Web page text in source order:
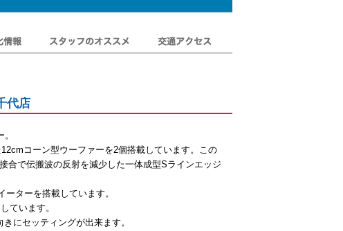
代店
コーン型ウーファーを2個搭載しています。この
合で伝搬波の反射を減少した一体成型Sラインエッジ
ターを搭載しています。
ています。
にセッティングが出来ます。